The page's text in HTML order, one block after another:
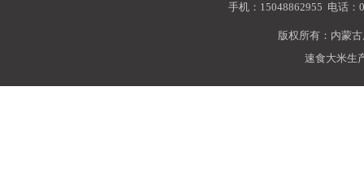
手机：15048862955 电话：
版权所有：内蒙
速食大米生